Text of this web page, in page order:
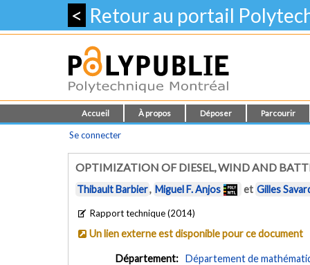
< Retour au portail
Accueil À propos Déposer Parcourir
Se connecter
OPTIMIZATION OF DIESEL, WIND AND
Thibault Barbier, Miguel F. Anjos et Gilles
Rapport technique (2014)
Un lien externe est disponible pour ce document
Département: Département de